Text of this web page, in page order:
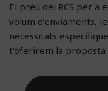
El preu del RCS per a
volum d’enviaments,
necessitats
t’oferirem la proposta